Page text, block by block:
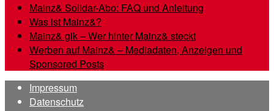
Mainz& Solidar-Abo: FAQ und Anleitung
Was ist Mainz&?
Mainz& gik – Wer hinter Mainz& steckt
Werben auf Mainz& – Mediadaten, Anzeigen und
Sponsored Posts
Impressum
Datenschutz